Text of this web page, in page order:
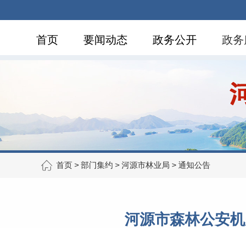
首页 要闻动态 政务公开 政
首页 > 部门集约 > 河源市林业局 > 通知公告
河源市森林公安